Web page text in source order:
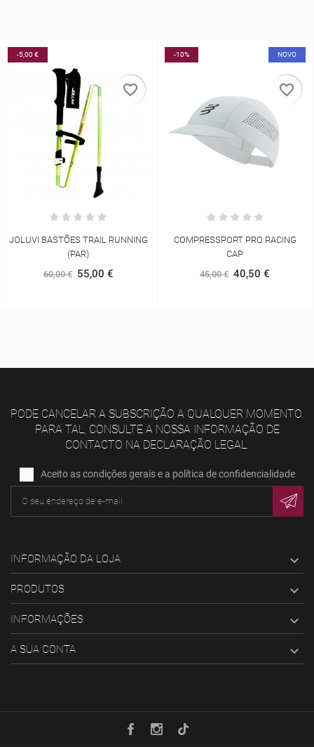
-10%
COMPRESSPORT PRO RACING
CAP
45,00 € 40,50 €
favorite_border
-40%
UNDER ARMOUR CHARGED
BANDIT TR2
90,00 € 54,00 €
favorite_border
PODE CANCELAR A SUBSCRIÇÃO A QUALQUER MOMENTO.
PARA TAL, CONSULTE A NOSSA INFORMAÇÃO DE
CONTACTO NA DECLARAÇÃO LEGAL.
Aceito as condições gerais e a política de confidencialidade
INFORMAÇÃO DA LOJA 
PRODUTOS 
INFORMAÇÕES 
A SUA CONTA 